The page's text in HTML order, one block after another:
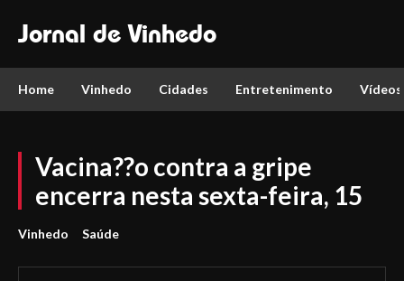
Jornal de Vinhedo
Home Vinhedo Cidades Entretenimento Vídeos
Vacina??o contra a gripe
encerra nesta sexta-feira, 15
Vinhedo Saúde